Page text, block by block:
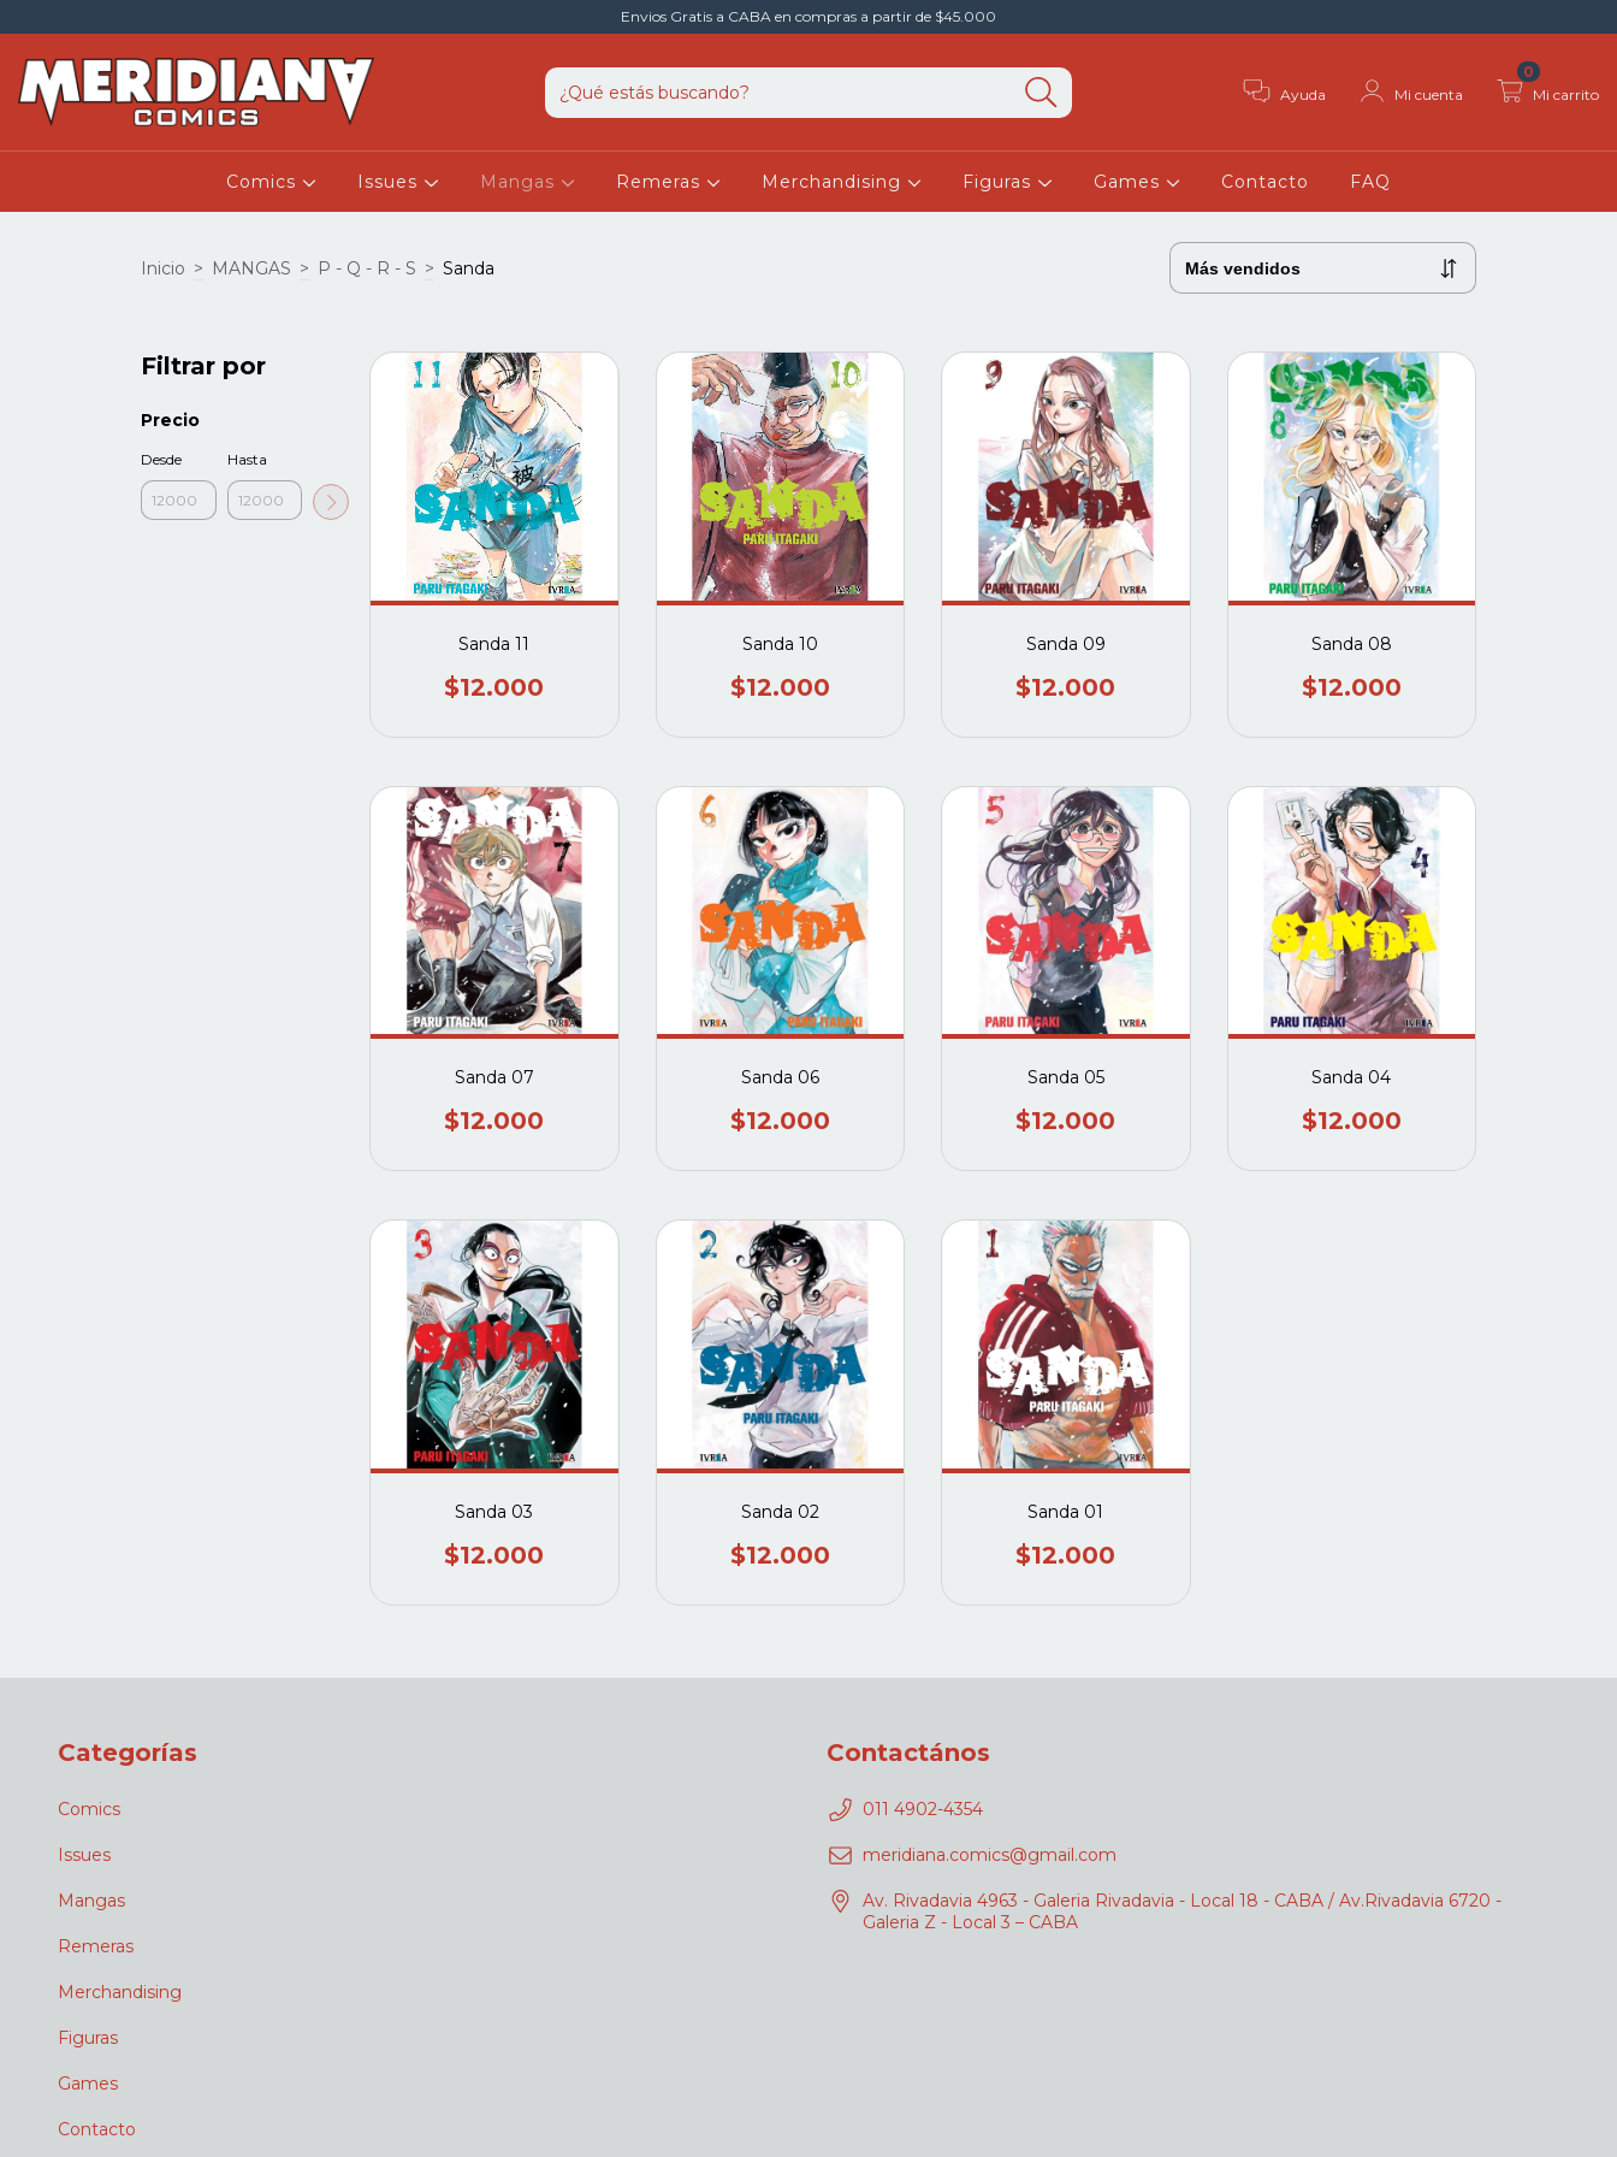
Envios Gratis a CABA en compras a partir de $45.000
Ayuda Mi cuenta Mi carrito
0
Comics Issues Mangas Remeras Merchandising Figuras Games Contacto FAQ
Inicio > MANGAS > P - Q - R - S > Sanda
Filtrar por
Precio
Desde Hasta
Sanda 11
$12.000
Sanda 10
$12.000
Sanda 09
$12.000
Sanda 08
$12.000
Sanda 07
$12.000
Sanda 06
$12.000
Sanda 05
$12.000
Sanda 04
$12.000
Sanda 03
$12.000
Sanda 02
$12.000
Sanda 01
$12.000
Categorías
Comics
Issues
Mangas
Remeras
Merchandising
Figuras
Games
Contacto
Contactános
011 4902-4354
meridiana.comics@gmail.com
Av. Rivadavia 4963 - Galeria Rivadavia - Local 18 - CABA / Av.Rivadavia 6720 -
Galeria Z - Local 3 – CABA